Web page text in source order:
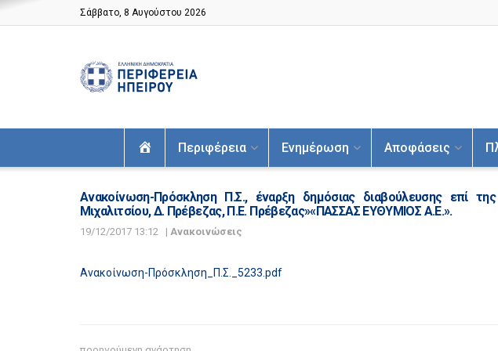
Σάββατο, 8 Αυγούστου 2026
ΑρχικήΠεριφέρεια Ενημέρωση Αποφάσεις
Ανακοίνωση-Πρόσκληση Π.Σ., έναρξη δημόσιας διαβούλευσης επί
Μιχαλιτσίου, Δ. Πρέβεζας, Π.Ε. Πρέβεζας»«ΠΑΣΣΑΣ ΕΥΘΥΜΙΟΣ Α.Ε.».
19/12/2017 13:12 | Ανακοινώσεις
Ανακοίνωση-Πρόσκληση_Π.Σ._5233.pdf